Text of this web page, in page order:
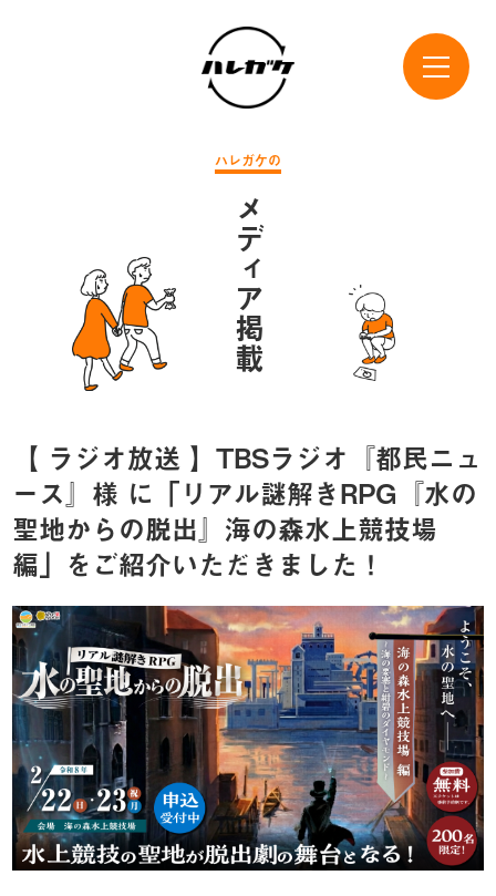
ハレガケの
メディア掲載
【 ラジオ放送 】TBSラジオ『都民ニュ
ース』様 に「リアル謎解きRPG『水の
聖地からの脱出』海の森水上競技場
編」をご紹介いただきました！